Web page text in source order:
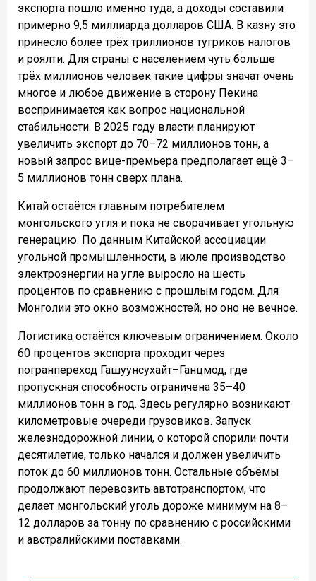
экспорта пошло именно туда, а доходы составили
примерно 9,5 миллиарда долларов США. В казну это
принесло более трёх триллионов тугриков налогов
и роялти. Для страны с населением чуть больше
трёх миллионов человек такие цифры значат очень
многое и любое движение в сторону Пекина
воспринимается как вопрос национальной
стабильности. В 2025 году власти планируют
увеличить экспорт до 70–72 миллионов тонн, а
новый запрос вице-премьера предполагает ещё 3–
5 миллионов тонн сверх плана.
Китай остаётся главным потребителем
монгольского угля и пока не сворачивает угольную
генерацию. По данным Китайской ассоциации
угольной промышленности, в июле производство
электроэнергии на угле выросло на шесть
процентов по сравнению с прошлым годом. Для
Монголии это окно возможностей, но оно не вечное.
Логистика остаётся ключевым ограничением. Около
60 процентов экспорта проходит через
погранпереход Гашуунсухайт–Ганцмод, где
пропускная способность ограничена 35–40
миллионов тонн в год. Здесь регулярно возникают
километровые очереди грузовиков. Запуск
железнодорожной линии, о которой спорили почти
десятилетие, только начался и должен увеличить
поток до 60 миллионов тонн. Остальные объёмы
продолжают перевозить автотранспортом, что
делает монгольский уголь дороже минимум на 8–
12 долларов за тонну по сравнению с российскими
и австралийскими поставками.